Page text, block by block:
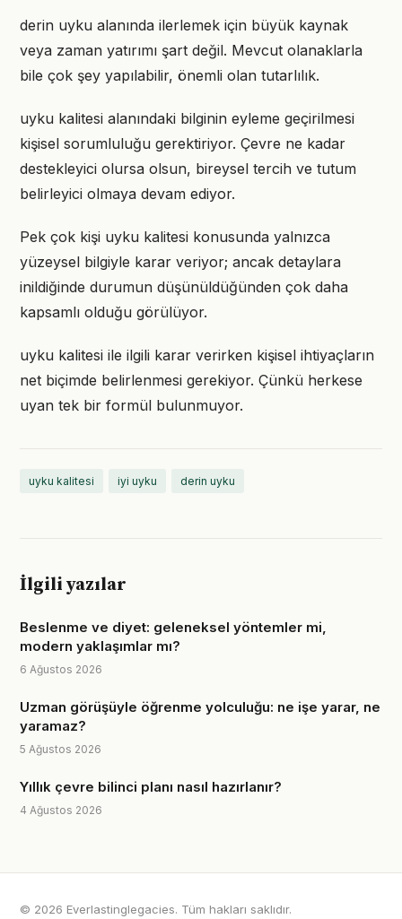
derin uyku alanında ilerlemek için büyük kaynak
veya zaman yatırımı şart değil. Mevcut olanaklarla
bile çok şey yapılabilir, önemli olan tutarlılık.
uyku kalitesi alanındaki bilginin eyleme geçirilmesi
kişisel sorumluluğu gerektiriyor. Çevre ne kadar
destekleyici olursa olsun, bireysel tercih ve tutum
belirleyici olmaya devam ediyor.
Pek çok kişi uyku kalitesi konusunda yalnızca
yüzeysel bilgiyle karar veriyor; ancak detaylara
inildiğinde durumun düşünüldüğünden çok daha
kapsamlı olduğu görülüyor.
uyku kalitesi ile ilgili karar verirken kişisel ihtiyaçların
net biçimde belirlenmesi gerekiyor. Çünkü herkese
uyan tek bir formül bulunmuyor.
uyku kalitesi iyi uyku derin uyku
İlgili yazılar
Beslenme ve diyet: geleneksel yöntemler mi,
modern yaklaşımlar mı?
6 Ağustos 2026
Uzman görüşüyle öğrenme yolculuğu: ne işe yarar, ne
yaramaz?
5 Ağustos 2026
Yıllık çevre bilinci planı nasıl hazırlanır?
4 Ağustos 2026
© 2026 Everlastinglegacies. Tüm hakları saklıdır.